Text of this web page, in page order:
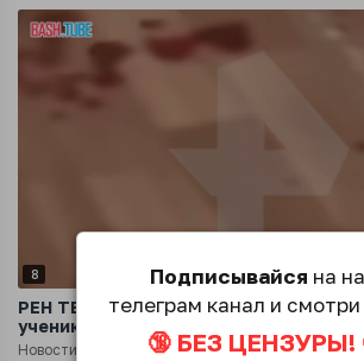
8
РЕН ТВ публикует кадры из
ученик порезал своего одноклассника
Новости 5 месяцев назад
Подписывайся на
телеграм канал и
🔞 БЕЗ ЦЕНЗУРЫ!